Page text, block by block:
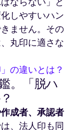
しやすいハン
ません。その
丸印に適さな
の違いとは？
。「脱ハ
成者、承認者
、法人印も同